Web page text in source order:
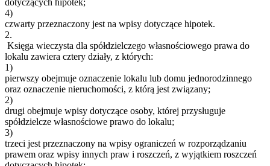
dotyczących hipotek;
4)
czwarty przeznaczony jest na wpisy dotyczące hipotek.
2.
Księga wieczysta dla spółdzielczego własnościowego prawa do
lokalu zawiera cztery działy, z których:
1)
pierwszy obejmuje oznaczenie lokalu lub domu jednorodzinnego
oraz oznaczenie nieruchomości, z którą jest związany;
2)
drugi obejmuje wpisy dotyczące osoby, której przysługuje
spółdzielcze własnościowe prawo do lokalu;
3)
trzeci jest przeznaczony na wpisy ograniczeń w rozporządzaniu
prawem oraz wpisy innych praw i roszczeń, z wyjątkiem roszczeń